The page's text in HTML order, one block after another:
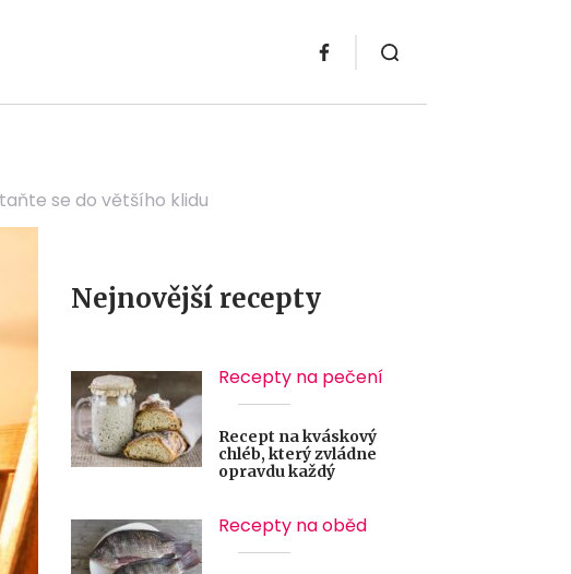
se do většího klidu
Nejnovější recepty
Recepty na pečení
Recept na kváskový
chléb, který zvládne
opravdu každý
Recepty na oběd